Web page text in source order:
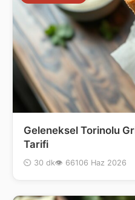
Geleneksel Torinolu
Tarifi
⏲ 30 dk👁 66106 Haz 2026